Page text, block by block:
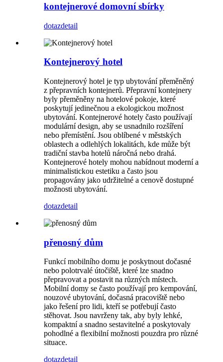
kontejnerové domovní sbírky
dotazdetail
Kontejnerový hotel
Kontejnerový hotel je typ ubytování přeměněný
z přepravních kontejnerů. Přepravní kontejnery
byly přeměněny na hotelové pokoje, které
poskytují jedinečnou a ekologickou možnost
ubytování. Kontejnerové hotely často používají
modulární design, aby se usnadnilo rozšíření
nebo přemístění. Jsou oblíbené v městských
oblastech a odlehlých lokalitách, kde může být
tradiční stavba hotelů náročná nebo drahá.
Kontejnerové hotely mohou nabídnout moderní a
minimalistickou estetiku a často jsou
propagovány jako udržitelné a cenově dostupné
možnosti ubytování.
dotazdetail
přenosný dům
Funkcí mobilního domu je poskytnout dočasné
nebo polotrvalé útočiště, které lze snadno
přepravovat a postavit na různých místech.
Mobilní domy se často používají pro kempování,
nouzové ubytování, dočasná pracoviště nebo
jako řešení pro lidi, kteří se potřebují často
stěhovat. Jsou navrženy tak, aby byly lehké,
kompaktní a snadno sestavitelné a poskytovaly
pohodlné a flexibilní možnosti pouzdra pro různé
situace.
dotazdetail